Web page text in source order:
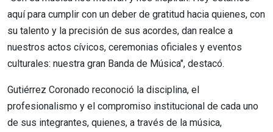
aquí para cumplir con un deber de gratitud hacia quienes, con
su talento y la precisión de sus acordes, dan realce a
nuestros actos cívicos, ceremonias oficiales y eventos
culturales: nuestra gran Banda de Música", destacó.
Gutiérrez Coronado reconoció la disciplina, el
profesionalismo y el compromiso institucional de cada uno
de sus integrantes, quienes, a través de la música,